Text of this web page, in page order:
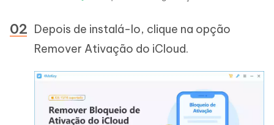
Depois de instalá-lo, clique na opção
Remover Ativação do iCloud.